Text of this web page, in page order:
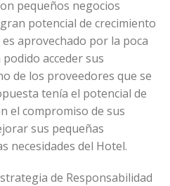
pequeños negocios
potencial de crecimiento
aprovechado por la poca
acceder sus
de los proveedores que se
tenía el potencial de
el compromiso de sus
sus pequeñas
necesidades del Hotel.
de Responsabilidad